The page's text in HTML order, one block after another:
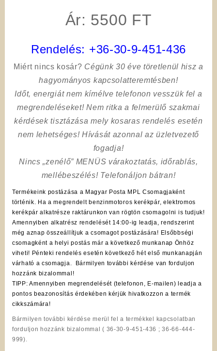
Ár: 5500 FT
Rendelés: +36-30-9-451-436
Miért nincs kosár? Cégünk 30 éve töretlenül hisz a
hagyományos kapcsolatteremtésben!
Időt, energiát nem kímélvetelefonon vesszük fel a
megrendeléseket! Nem ritka a felmerülő szakmai
kérdések tisztázása mely kosaras rendelés esetén
nem lehetséges! Hívását azonnal az üzletvezető
fogadja!
Nincs „zenélő” MENÜS várakoztatás, időrablás,
mellébeszélés! Telefonáljon bátran!
Termékeink postázása a Magyar Posta MPL Csomagjaként
történik. Ha a megrendelt benzinmotoros kerékpár, elektromos
kerékpár alkatrésze raktárunkon van rögtön csomagolni is tudjuk!
Amennyiben alkatrész rendelését 14:00-ig leadja, rendszerint
még aznap összeállítjuk a csomagot postázására! Elsőbbségi
csomagként a helyi postás már a következő munkanap Önhöz
viheti! Pénteki rendelés esetén következő hét első munkanapján
várható a csomagja. Bármilyen további kérdése van forduljon
hozzánk bizalommal!
TIPP: Amennyiben megrendelését (telefonon, E-mailen) leadja a
pontos beazonosítás érdekében kérjük hivatkozzon a termék
cikkszámára!
Bármilyen további kérdése merül fel a termékkel kapcsolatban
forduljon hozzánk bizalommal ( 36-30-9-451-436 ; 36-66-444-
999).